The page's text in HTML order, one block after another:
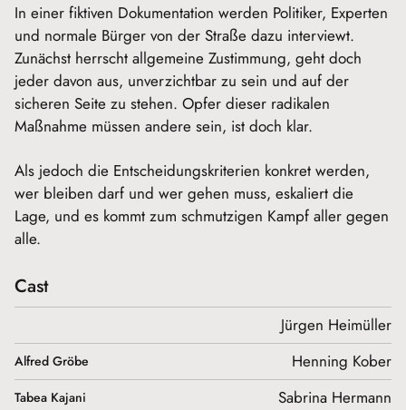
In einer fiktiven Dokumentation werden Politiker, Experten
und normale Bürger von der Straße dazu interviewt.
Zunächst herrscht allgemeine Zustimmung, geht doch
jeder davon aus, unverzichtbar zu sein und auf der
sicheren Seite zu stehen. Opfer dieser radikalen
Maßnahme müssen andere sein, ist doch klar.
Als jedoch die Entscheidungskriterien konkret werden,
wer bleiben darf und wer gehen muss, eskaliert die
Lage, und es kommt zum schmutzigen Kampf aller gegen
alle.
Cast
Jürgen Heimüller
Alfred Gröbe Henning Kober
Tabea Kajani Sabrina Hermann